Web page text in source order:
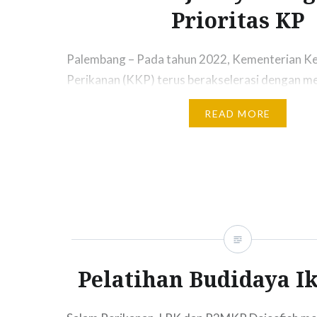
Prioritas KP
Palembang – Pada tahun 2022, Kementerian
Perikanan (KKP) terus berakselerasi dengan
beragam program kerja guna mewujudkan
program prioritas yang digaungkan Menteri
READ MORE
Pelatihan Budidaya